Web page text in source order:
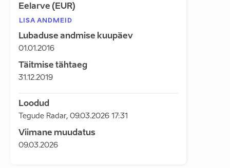
Eelarve (EUR)
LISA ANDMEID
Lubaduse andmise kuupäev
01.01.2016
Täitmise tähtaeg
31.12.2019
Loodud
Tegude Radar, 09.03.2026 17:31
Viimane muudatus
09.03.2026